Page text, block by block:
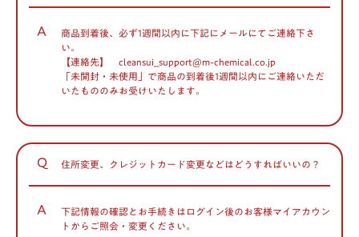
A
商品到着後、必ず1週間以内に下記にメールにてご連絡下さ
い。
【連絡先】 cleansui_support@m-chemical.co.jp
「未開封・未使用」で商品の到着後1週間以内にご連絡いただ
いたもののみお受けいたします。
Q 住所変更、クレジットカード変更などはどうすればいいの？
A
下記情報の確認とお手続きはログイン後のお客様マイアカウン
トからご照会・変更ください。